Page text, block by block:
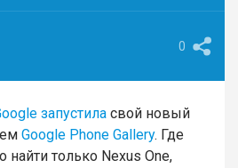
0
запустила свой новый
Google Phone Gallery. Где
только Nexus One,